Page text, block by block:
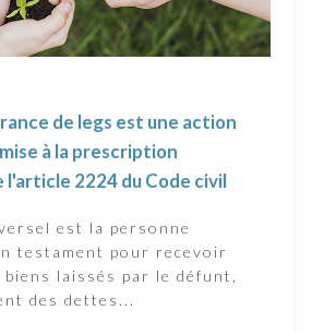
de legs est une action
à la prescription
l'article 2224 du Code civil
est la personne
testament pour recevoir
laissés par le défunt,
des dettes...